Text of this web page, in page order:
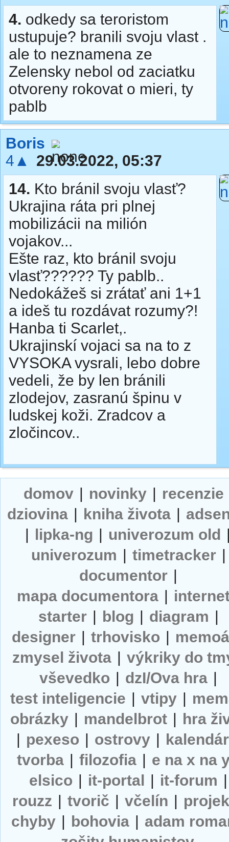
4. odkedy sa teroristom
ustupuje? branili svoju vlast .
ale to neznamena ze
Zelensky nebol od zaciatku
otvoreny rokovat o mieri, ty
pablb
Boris
4▲
29.03.2022, 05:37
14. Kto bránil svoju vlasť?
Ukrajina ráta pri plnej
mobilizácii na milión
vojakov...
Ešte raz, kto bránil svoju
vlasť?????? Ty pablb..
Nedokážeš si zrátať ani 1+1
a ideš tu rozdávat rozumy?!
Hanba ti Scarlet,.
Ukrajinskí vojaci sa na to z
VYSOKA vysrali, lebo dobre
vedeli, že by len bránili
zlodejov, zasranú špinu v
ludskej koži. Zradcov a
zločincov..
domov | novinky | recenzie
dziovina | kniha života |
| lipka-ng | univerozum old
univerozum | timetracker |
documentor |
mapa documentora |
starter | blog | diagram |
designer | trhovisko |
zmysel života | výkriky do
vševedko | dzI/Ova hra |
test inteligencie | vtipy |
obrázky | mandelbrot | hra
| pexeso | ostrovy | kalendár
tvorba | filozofia | e na x na
elsico | it-portal | it-forum |
rouzz | tvorič | včelín |
chyby | bohovia | adam